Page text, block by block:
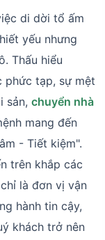
di dời tổ ấm
yếu nhưng
Thấu hiểu
phức tạp, sự mệt
sản,chuyển nhà
mang đến
- Tiết kiệm".
trên khắp các
là đơn vị vận
hành tin cậy,
khách trở nên